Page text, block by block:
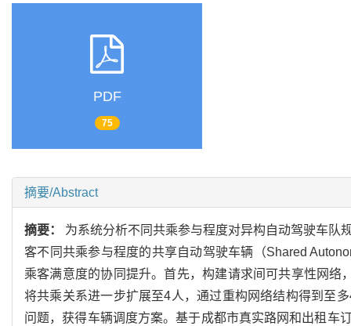
PDF
75
摘要/Abstract
摘要： 为系统分析不同共乘参与程度对异构自动驾驶车队
客不同共乘参与程度的共享自动驾驶车辆（Shared
乘客满意度的协同提升。首先，构建请求间可共享性网
将共乘关系进一步扩展至4人，通过重构网络结构得到至
问题，获得车辆调度方案。基于成都市真实路网和出租车